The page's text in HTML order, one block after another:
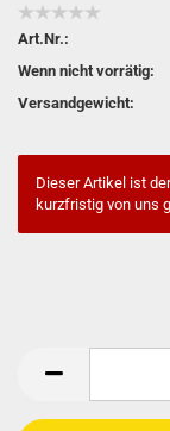
Art.Nr.:
Wenn nicht vorrätig:
Versandgewicht:
Dieser Artikel ist
kurzfristig von uns